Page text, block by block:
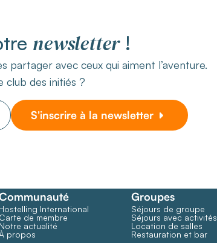
newsletter!
partager avec ceux qui aiment l’aventure.
des initiés ?
S'inscrire à la newsletter
Hostelling International
Carte de membre
Notre actualité
propos
Groupes
Séjours de groupe
Séjours avec activités
Location de salles
Restauration et bar